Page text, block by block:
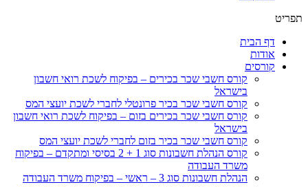
תפריט
דף הבית
אודות
קורסים
קורס חשבי שכר בכירים – בפיקוח לשכת רואי חשבון
בישראל
קורס חשבי שכר בכיר פרונטלי לחברי לשכת יועצי המס
קורס חשבי שכר בכירים בזום – בפיקוח לשכת רואי חשבון
בישראל
קורס חשבי שכר בכיר בזום לחברי לשכת יועצי המס
קורס הנהלת חשבונות סוג 1 + 2 בסיסי ומתקדם – בפיקוח
משרד העבודה
הנהלת חשבונות סוג 3 – ראשי – בפיקוח משרד העבודה